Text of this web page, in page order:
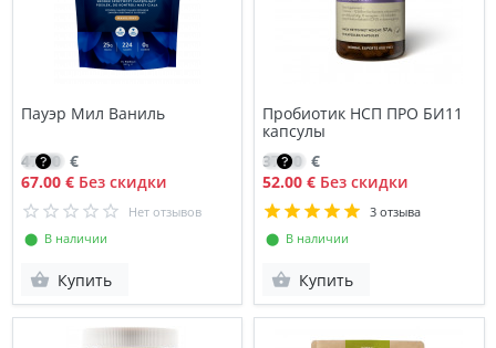
Пауэр Мил Ваниль
47.90 €
67.00 €Без скидки
Нет отзывов
⬤ В наличии
Купить
Пробиотик НСП ПРО БИ11
капсулы
37.10 €
52.00 € Без скидки
3 отзыва
⬤ В наличии
Купить